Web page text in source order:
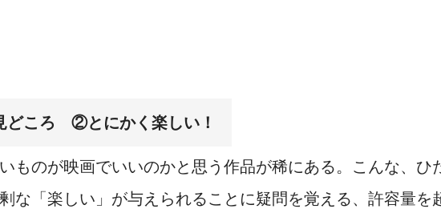
どころ ②とにかく楽しい！
ものが映画でいいのかと思う作品が稀にある。こんな、
な「楽しい」が与えられることに疑問を覚える、許容量を